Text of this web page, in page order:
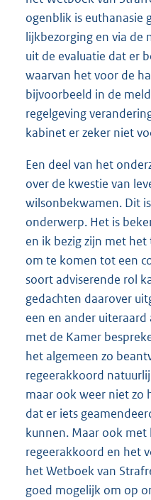
ogenblik is euthanasie
lijkbezorging en via de
uit de evaluatie dat er
waarvan het voor de
bijvoorbeeld in de
regelgeving
kabinet er zeker niet
Een deel van het
over de kwestie van
wilsonbekwamen. Dit
onderwerp. Het is
en ik bezig zijn met
om te komen tot een
soort adviserende rol
gedachten daarover
een en ander
met de Kamer
het algemeen zo
regeerakkoord
maar ook weer niet zo
dat er iets
kunnen. Maar ook
regeerakkoord en het
het Wetboek van
goed mogelijk om op